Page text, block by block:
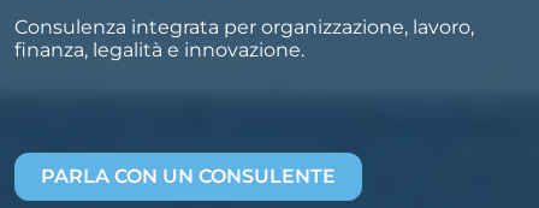
Consulenza integrata per organizzazione, lavoro,
finanza, legalità e innovazione.
PARLA CON UN CONSULENTE